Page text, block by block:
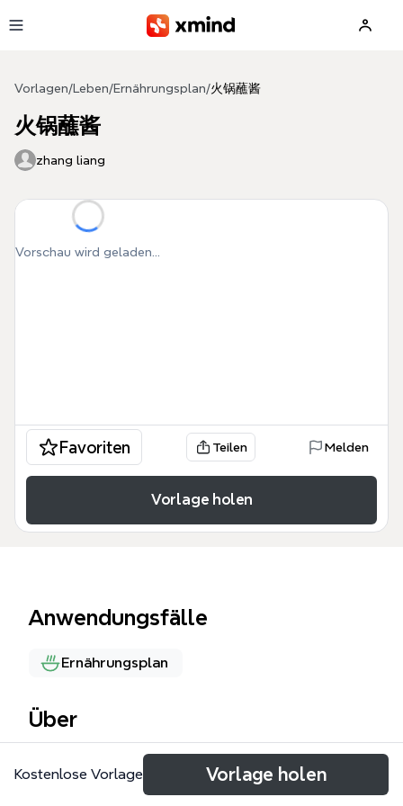
Vorlagen/ Leben/Ernährungsplan/火锅蘸酱
火锅蘸酱
zhang liang
Vorschau wird geladen...
Favoriten Teilen Melden
Vorlage holen
Anwendungsfälle
Ernährungsplan
Über
火锅蘸酱模板是一份包含72个节点的火锅蘸料配方思
维导图，覆盖了灵魂蘸料、麻辣蘸料、四川重庆老火
Kostenlose Vorlage Vorlage holen